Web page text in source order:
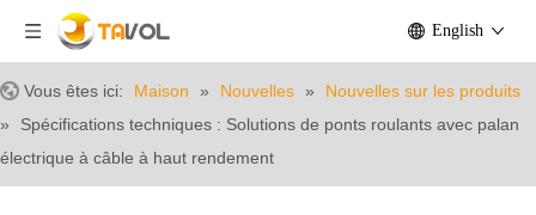
English
Vous êtes ici: Maison » Nouvelles »
Nouvelles sur les produits
»
Spécifications techniques : Solutions de ponts roulants avec palan
électrique à câble à haut rendement